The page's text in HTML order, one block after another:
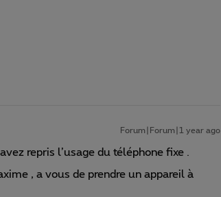
Forum|Forum|1 year ago
repris l’usage du téléphone fixe .
, a vous de prendre un appareil à